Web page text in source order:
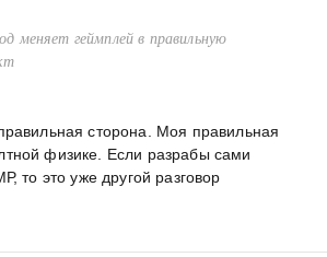
меняет геймплей в правильную
сторона. Моя правильная
физике. Если разрабы сами
то это уже другой разговор